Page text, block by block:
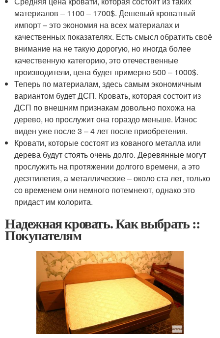
материалов – 1100 – 1700$. Дешевый кроватный
импорт – это экономия на всех материалах и
качественных показателях. Есть смысл обратить своё
внимание на не такую дорогую, но иногда более
качественную категорию, это отечественные
производители, цена будет примерно 500 – 1000$.
Теперь по материалам, здесь самым экономичным
вариантом будет ДСП. Кровать, которая состоит из
ДСП по внешним признакам довольно похожа на
дерево, но прослужит она гораздо меньше. Износ
виден уже после 3 – 4 лет после приобретения.
Кровати, которые состоят из кованого металла или
дерева будут стоять очень долго. Деревянные могут
прослужить на протяжении долгого времени, а это
десятилетия, а металлические – около ста лет, только
со временем они немного потемнеют, однако это
придаст им колорита.
Надежная кровать. Как выбрать ::
Покупателям